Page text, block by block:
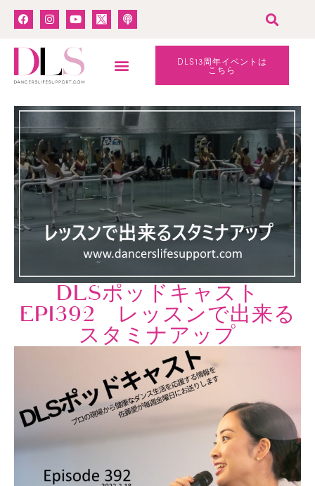
DLS13周年イベントは
こちら
DLSポッドキャスト
EPI392 レッスンで出来る
スタミナアップ